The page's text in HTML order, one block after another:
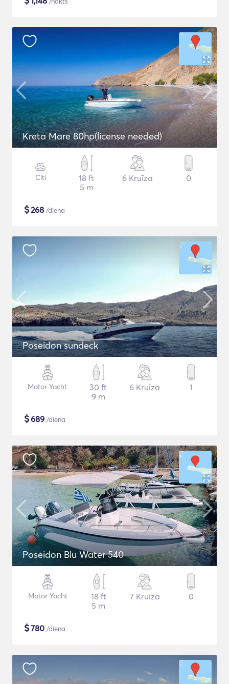
Kreta Mare 80hp(license needed)
Citi
18 ft
5 m
6 Kruīza 0
$268 /diena
Poseidon sundeck
Motor Yacht
30 ft
9 m
6 Kruīza 1
$689 /diena
Poseidon Blu Water 540
Motor Yacht
18 ft
5 m
7 Kruīza 0
$780 /diena